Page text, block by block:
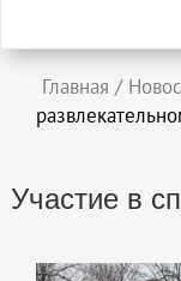
Главная /
Участие в